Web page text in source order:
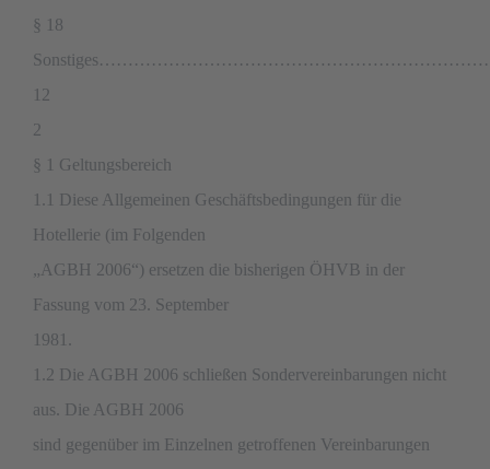
§ 18
12
2
§ 1 Geltungsbereich
1.1 Diese Allgemeinen Geschäftsbedingungen für die
Hotellerie (im Folgenden
„AGBH 2006“) ersetzen die bisherigen ÖHVB in der
Fassung vom 23. September
1981.
1.2 Die AGBH 2006 schließen Sondervereinbarungen nicht
aus. Die AGBH 2006
sind gegenüber im Einzelnen getroffenen Vereinbarungen